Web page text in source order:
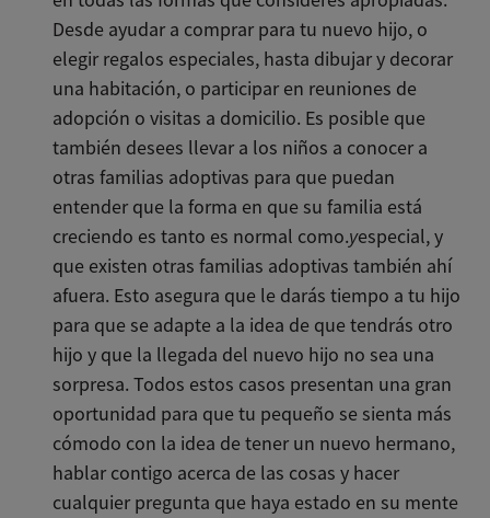
Desde ayudar a comprar para tu nuevo hijo, o
elegir regalos especiales, hasta dibujar y decorar
una habitación, o participar en reuniones de
adopción o visitas a domicilio. Es posible que
también desees llevar a los niños a conocer a
otras familias adoptivas para que puedan
entender que la forma en que su familia está
creciendo es tanto es normal como.yespecial, y
que existen otras familias adoptivas también ahí
afuera. Esto asegura que le darás tiempo a tu hijo
para que se adapte a la idea de que tendrás otro
hijo y que la llegada del nuevo hijo no sea una
sorpresa. Todos estos casos presentan una gran
oportunidad para que tu pequeño se sienta más
cómodo con la idea de tener un nuevo hermano,
hablar contigo acerca de las cosas y hacer
cualquier pregunta que haya estado en su mente